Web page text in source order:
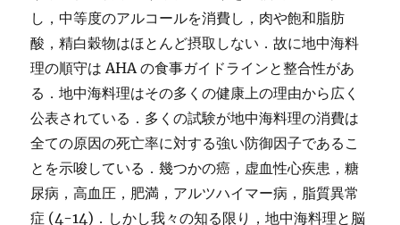
し，中等度のアルコールを消費し，肉や飽和脂肪
酸，精白穀物はほとんど摂取しない．故に地中海料
理の順守は AHA の食事ガイドラインと整合性があ
る．地中海料理はその多くの健康上の理由から広く
公表されている．多くの試験が地中海料理の消費は
全ての原因の死亡率に対する強い防御因子であるこ
とを示唆している．幾つかの癌，虚血性心疾患，糖
尿病，高血圧，肥満，アルツハイマー病，脂質異常
症 (4-14)．しかし我々の知る限り，地中海料理と脳